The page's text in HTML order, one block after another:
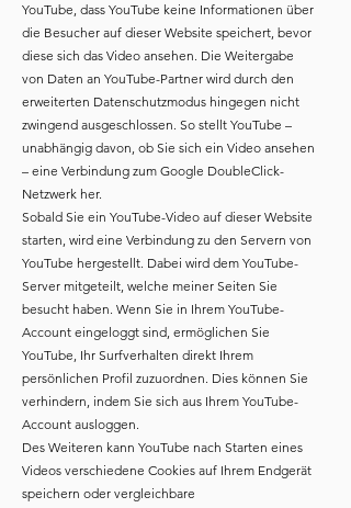
YouTube, dass YouTube keine Informationen über
die Besucher auf dieser Website speichert, bevor
diese sich das Video ansehen. Die Weitergabe
von Daten an YouTube-Partner wird durch den
erweiterten Datenschutzmodus hingegen nicht
zwingend ausgeschlossen. So stellt YouTube –
unabhängig davon, ob Sie sich ein Video ansehen
– eine Verbindung zum Google DoubleClick-
Netzwerk her.
Sobald Sie ein YouTube-Video auf dieser Website
starten, wird eine Verbindung zu den Servern von
YouTube hergestellt. Dabei wird dem YouTube-
Server mitgeteilt, welche meiner Seiten Sie
besucht haben. Wenn Sie in Ihrem YouTube-
Account eingeloggt sind, ermöglichen Sie
YouTube, Ihr Surfverhalten direkt Ihrem
persönlichen Profil zuzuordnen. Dies können Sie
verhindern, indem Sie sich aus Ihrem YouTube-
Account ausloggen.
Des Weiteren kann YouTube nach Starten eines
Videos verschiedene Cookies auf Ihrem Endgerät
speichern oder vergleichbare